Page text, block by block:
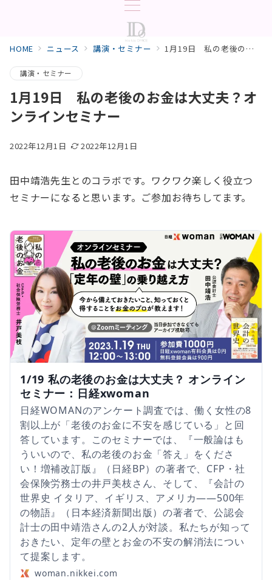
HOME ニュース 講演・セミナー 1月19日 私の老後のお金は大丈夫？オンラインセミナー
講演・セミナー
1月19日 私の老後のお金は大丈夫？オ
ンラインセミナー
2022年12月1日 2022年12月1日
田中靖浩先生とのコラボです。ワクワク楽しく役立つ
セミナーになると思います。ご参加お待ちしてます。
1/19 私の老後のお金は大丈夫？ オンライン
セミナー：日経xwoman
日経WOMANのアンケート調査では、働く女性の8
割以上が「老後のお金に不安を感じている」と回
答しています。このセミナーでは、『一般論はも
ういいので、私の老後のお金「答え」をくださ
い！増補改訂版』（日経BP）の著者で、CFP・社
会保険労務士の井戸美枝さん、そして、『会計の
世界史 イタリア、イギリス、アメリカ――500年
の物語』（日本経済新聞出版）の著者で、公認会
計士の田中靖浩さんの2人が対談。私たちが知って
おきたい、定年の壁とお金の不安の解消法につい
て提案します。
woman.nikkei.com